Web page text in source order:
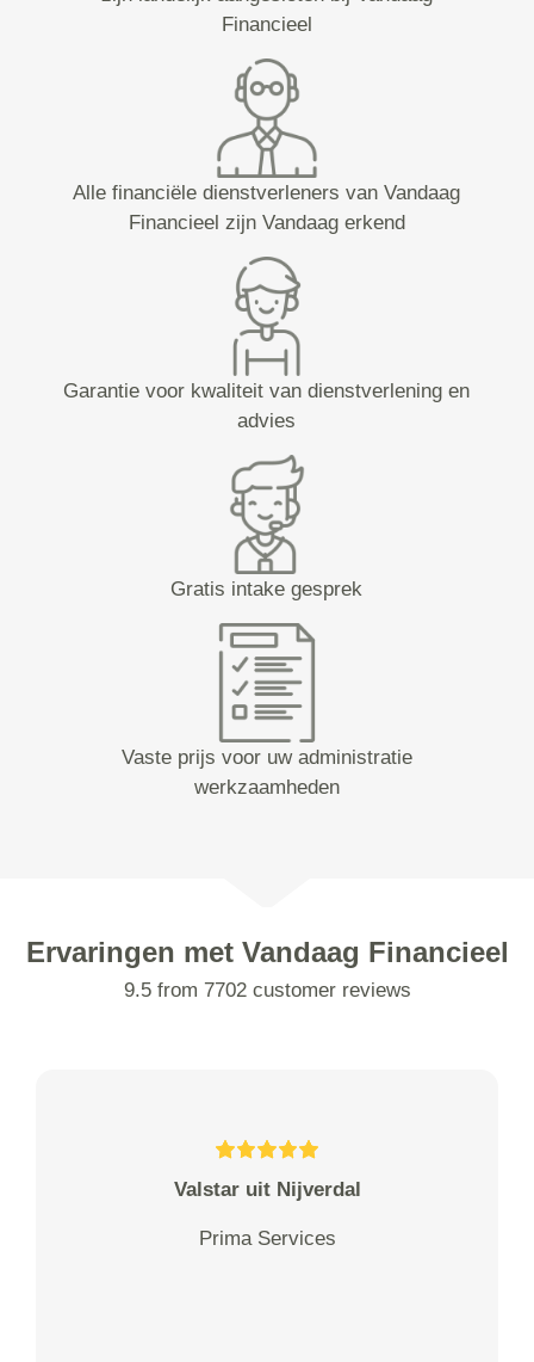
Financieel
Alle financiële dienstverleners van Vandaag
Financieel zijn Vandaag erkend
Garantie voor kwaliteit van dienstverlening en
advies
Gratis intake gesprek
Vaste prijs voor uw administratie
werkzaamheden
Ervaringen met Vandaag Financieel
9.5 from 7702 customer reviews
Valstar uit Nijverdal
Prima Services